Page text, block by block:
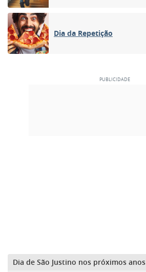
Dia da Repetição
Dia de São Justino nos próximos anos